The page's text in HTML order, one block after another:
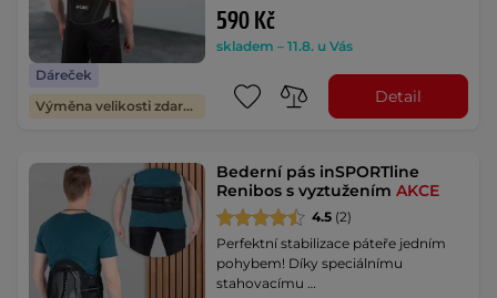
Dáreček
Výměna velikosti zdarma
590 Kč
skladem – 11.8. u Vás
Detail
Bederní pás inSPORTline
Renibos s vyztuženímAKCE
4.5 (2)
Perfektní stabilizace páteře jedním
pohybem! Díky speciálnímu
stahovacímu …